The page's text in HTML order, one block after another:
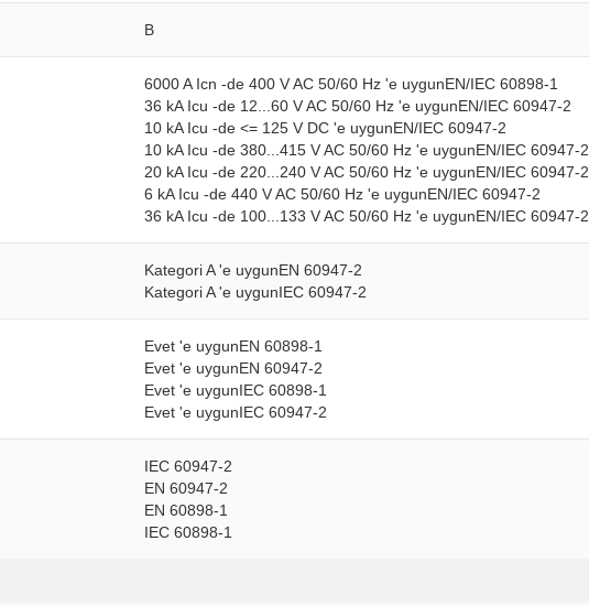
B
6000 A Icn -de 400 V AC 50/60 Hz 'e uygunEN/IEC 60898-1
36 kA Icu -de 12...60 V AC 50/60 Hz 'e uygunEN/IEC 60947-2
10 kA Icu -de <= 125 V DC 'e uygunEN/IEC 60947-2
10 kA Icu -de 380...415 V AC 50/60 Hz 'e uygunEN/IEC 60947-2
20 kA Icu -de 220...240 V AC 50/60 Hz 'e uygunEN/IEC 60947-2
6 kA Icu -de 440 V AC 50/60 Hz 'e uygunEN/IEC 60947-2
36 kA Icu -de 100...133 V AC 50/60 Hz 'e uygunEN/IEC 60947-2
Kategori A 'e uygunEN 60947-2
Kategori A 'e uygunIEC 60947-2
Evet 'e uygunEN 60898-1
Evet 'e uygunEN 60947-2
Evet 'e uygunIEC 60898-1
Evet 'e uygunIEC 60947-2
IEC 60947-2
EN 60947-2
EN 60898-1
IEC 60898-1